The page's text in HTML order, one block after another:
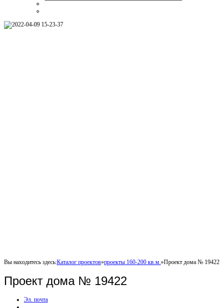
Вы находитесь здесь:Каталог проектов»проекты 160-200 кв.м. »Проект дома № 19422
Проект дома № 19422
Эл. почта